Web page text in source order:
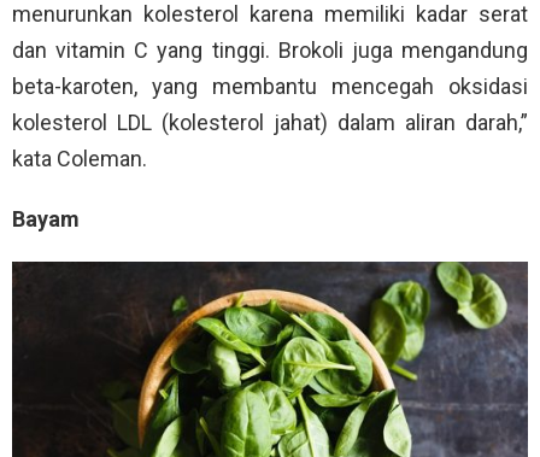
menurunkan kolesterol karena memiliki kadar serat
dan vitamin C yang tinggi. Brokoli juga mengandung
beta-karoten, yang membantu mencegah oksidasi
kolesterol LDL (kolesterol jahat) dalam aliran darah,”
kata Coleman.
Bayam